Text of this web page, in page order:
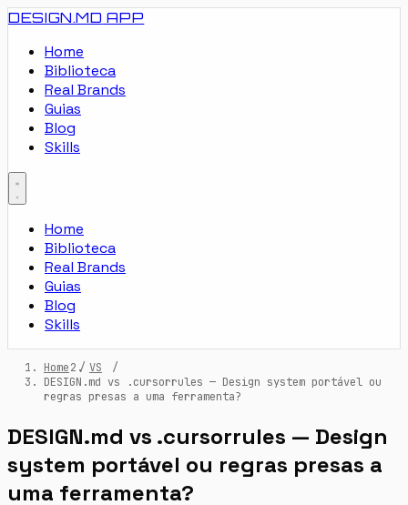
DESIGN.MD APP
Home
Biblioteca
Real Brands
Guias
Blog
Skills
Home
Biblioteca
Real Brands
Guias
Blog
Skills
Home / VS
/
DESIGN.md vs .cursorrules — Design system portável ou
regras presas a uma ferramenta?
DESIGN.md vs .cursorrules — Design
system portável ou regras presas a
uma ferramenta?